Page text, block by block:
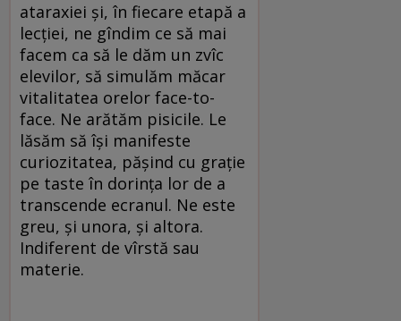
ataraxiei și, în fiecare etapă a
lecției, ne gîndim ce să mai
facem ca să le dăm un zvîc
elevilor, să simulăm măcar
vitalitatea orelor face-to-
face. Ne arătăm pisicile. Le
lăsăm să își manifeste
curiozitatea, pășind cu grație
pe taste în dorința lor de a
transcende ecranul. Ne este
greu, și unora, și altora.
Indiferent de vîrstă sau
materie.